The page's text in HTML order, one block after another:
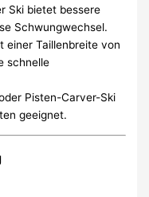
Ski bietet bessere
Schwungwechsel.
einer Taillenbreite von
schnelle
Pisten-Carver-Ski
geeignet.